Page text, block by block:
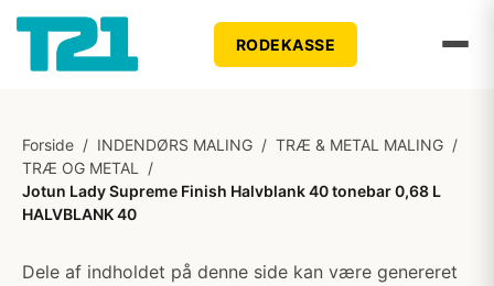
RODEKASSE
Forside / INDENDØRS MALING / TRÆ & METAL MALING /
TRÆ OG METAL
/
Jotun Lady Supreme Finish Halvblank 40 tonebar 0,68 L
HALVBLANK 40
Dele af indholdet på denne side kan være genereret